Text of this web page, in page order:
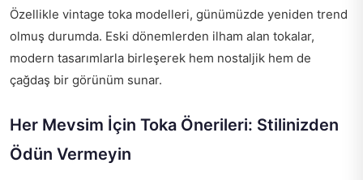
Özellikle vintage toka modelleri, günümüzde yeniden trend
olmuş durumda. Eski dönemlerden ilham alan tokalar,
modern tasarımlarla birleşerek hem nostaljik hem de
çağdaş bir görünüm sunar.
Her Mevsim İçin Toka Önerileri: Stilinizden
Ödün Vermeyin